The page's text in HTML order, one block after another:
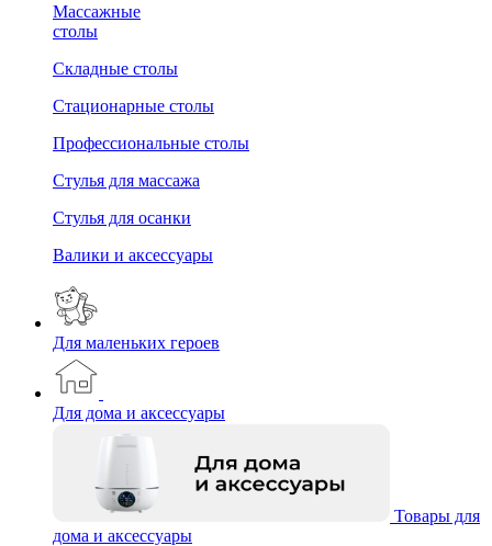
Массажные
столы
Складные столы
Стационарные столы
Профессиональные столы
Стулья для массажа
Стулья для осанки
Валики и аксессуары
Для маленьких героев
Для дома и аксессуары
Товары для
дома и аксессуары